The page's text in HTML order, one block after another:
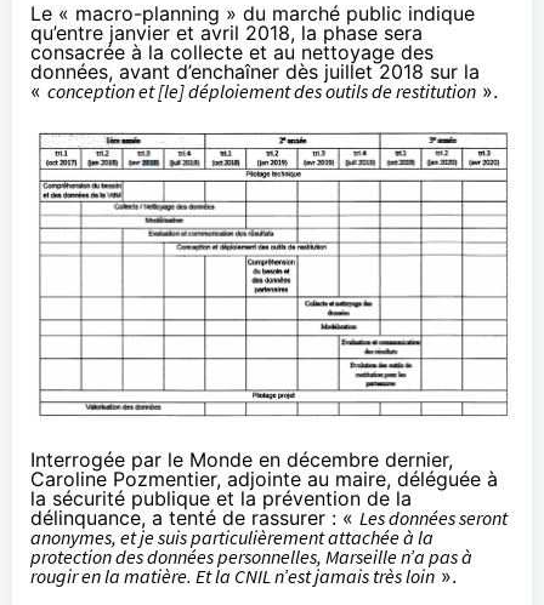
Le « macro-planning » du marché public indique
qu’entre janvier et avril 2018, la phase sera
consacrée à la collecte et au nettoyage des
données, avant d’enchaîner dès juillet 2018 sur la
« conception et [le] déploiement des outils de restitution ».
Interrogée par le Monde en décembre dernier,
Caroline Pozmentier, adjointe au maire, déléguée à
la sécurité publique et la prévention de la
délinquance, a tenté de rassurer : « Les données seront
anonymes, et je suis particulièrement attachée à la
protection des données personnelles, Marseille n’a pas à
rougir en la matière. Et la CNIL n’est jamais très loin ».